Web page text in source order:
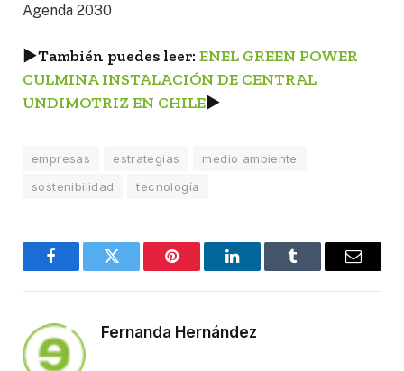
Agenda 2030
►También puedes leer: ENEL GREEN POWER
CULMINA INSTALACIÓN DE CENTRAL
UNDIMOTRIZ EN CHILE►
empresas estrategias
medio ambiente
sostenibilidad
tecnología
FacebookTwitter Pinterest LinkedInTumblr Email
Fernanda Hernández